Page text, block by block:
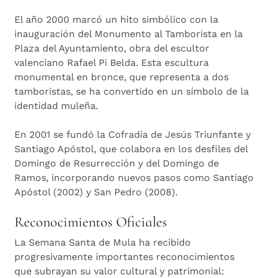
El año 2000 marcó un hito simbólico con la
inauguración del Monumento al Tamborista en la
Plaza del Ayuntamiento, obra del escultor
valenciano Rafael Pi Belda. Esta escultura
monumental en bronce, que representa a dos
tamboristas, se ha convertido en un símbolo de la
identidad muleña.
En 2001 se fundó la Cofradía de Jesús Triunfante y
Santiago Apóstol, que colabora en los desfiles del
Domingo de Resurrección y del Domingo de
Ramos, incorporando nuevos pasos como Santiago
Apóstol (2002) y San Pedro (2008).
Reconocimientos Oficiales
La Semana Santa de Mula ha recibido
progresivamente importantes reconocimientos
que subrayan su valor cultural y patrimonial: